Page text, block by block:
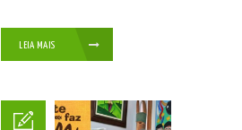
LEIA MAIS